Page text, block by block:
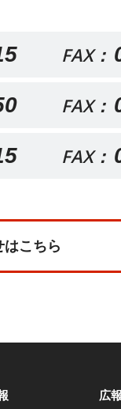
FAX：
FAX：
FAX：
はこちら
広報